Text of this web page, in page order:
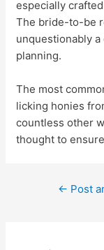
especially
The bride-to-be
unquestionably
planning.
The most
licking honies
countless other
thought to
← Post